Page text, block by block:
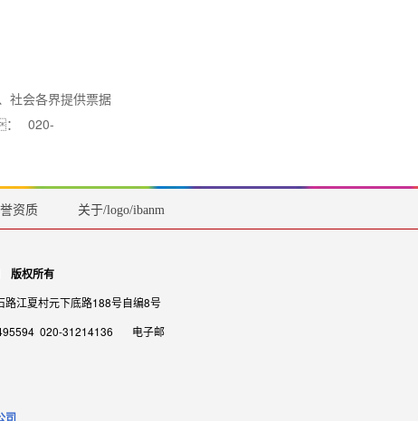
会各界提供票据
020-
资质 关于/logo/ibanmencom.png
版权所有
路江夏村元下底路188号自编8号
020-31214136 电子邮
司